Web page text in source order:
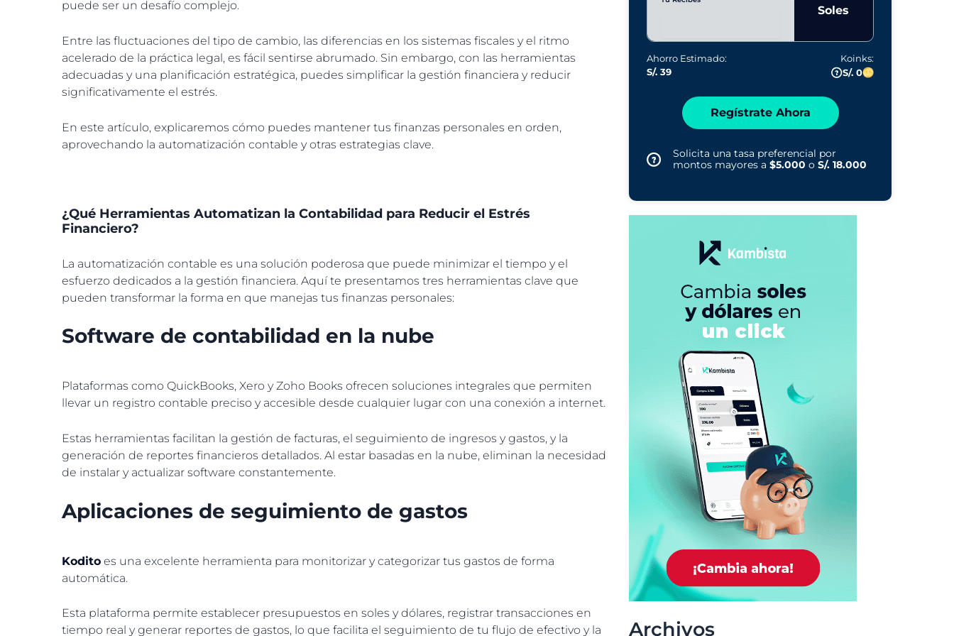
puede ser un desafío complejo.
Entre las fluctuaciones del tipo de cambio, las diferencias en los sistemas fiscales y el ritmo
acelerado de la práctica legal, es fácil sentirse abrumado. Sin embargo, con las herramientas
adecuadas y una planificación estratégica, puedes simplificar la gestión financiera y reducir
significativamente el estrés.
En este artículo, explicaremos cómo puedes mantener tus finanzas personales en orden,
aprovechando la automatización contable y otras estrategias clave.
¿Qué Herramientas Automatizan la Contabilidad para Reducir el Estrés
Financiero?
La automatización contable es una solución poderosa que puede minimizar el tiempo y el
esfuerzo dedicados a la gestión financiera. Aquí te presentamos tres herramientas clave que
pueden transformar la forma en que manejas tus finanzas personales:
Software de contabilidad en la nube
Plataformas como QuickBooks, Xero y Zoho Books ofrecen soluciones integrales que permiten
llevar un registro contable preciso y accesible desde cualquier lugar con una conexión a internet.
Estas herramientas facilitan la gestión de facturas, el seguimiento de ingresos y gastos, y la
generación de reportes financieros detallados. Al estar basadas en la nube, eliminan la necesidad
de instalar y actualizar software constantemente.
Aplicaciones de seguimiento de gastos
Kodito es una excelente herramienta para monitorizar y categorizar tus gastos de forma
automática.
Esta plataforma permite establecer presupuestos en soles y dólares, registrar transacciones en
tiempo real y generar reportes de gastos, lo que facilita el seguimiento de tu flujo de efectivo y la
Soles
Ahorro Estimado:
S/. 39
Koinks:
S/. 0
Regístrate Ahora
Solicita una tasa preferencial por
montos mayores a $5.000 o S/. 18.000
Archivos